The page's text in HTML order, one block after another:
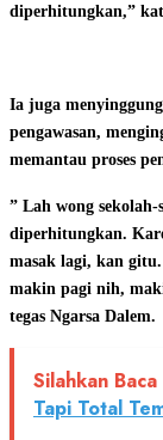
diperhitungkan,”
Ia juga
pengawasan,
memantau proses
” Lah wong
diperhitungkan.
masak lagi, kan
makin pagi nih,
tegas Ngarsa Dalem.
Silahkan Baca
Tapi Total